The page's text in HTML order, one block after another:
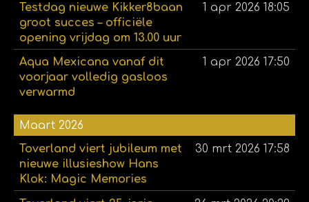
Testdag nieuwe Kikker8baan
groot succes – officiële
opening vrijdag om 13.00 uur
1 apr 2026 18:05
Aqua Mexicana vanaf dit
voorjaar volledig gasloos
verwarmd
1 apr 2026 17:50
Maart 2026
Toverland viert jubileum met
nieuwe illusieshow Hans
Klok: Magic Memories
30 mrt 2026 17:58